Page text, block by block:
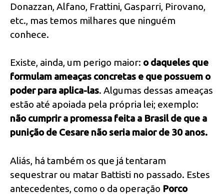
Donazzan, Alfano, Frattini, Gasparri, Pirovano,
etc., mas temos milhares que ninguém
conhece.
Existe, ainda, um perigo maior: o daqueles que
formulam ameaças concretas e que possuem o
poder para aplica-las. Algumas dessas ameaças
estão até apoiada pela própria lei; exemplo:
não cumprir a promessa feita a Brasil de que a
punição de Cesare não seria maior de 30 anos.
Aliás, há também os que já tentaram
sequestrar ou matar Battisti no passado. Estes
antecedentes, como o da operação Porco